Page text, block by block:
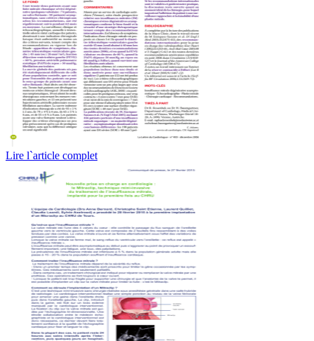
Lire l`article complet